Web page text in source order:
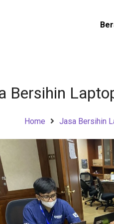
Bersihin
Home Jasa Bersihin